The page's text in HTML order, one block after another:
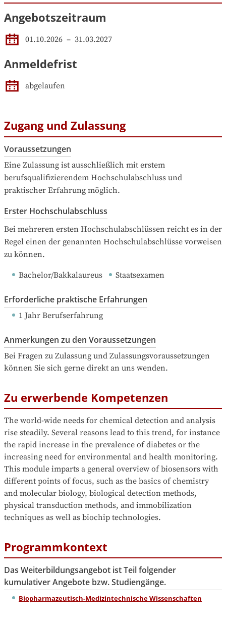
Angebotszeitraum
01.10.2026 – 31.03.2027
Anmeldefrist
abgelaufen
Zugang und Zulassung
Voraussetzungen
Eine Zulassung ist ausschließlich mit erstem
berufsqualifizierendem Hochschulabschluss und
praktischer Erfahrung möglich.
Erster Hochschulabschluss
Bei mehreren ersten Hochschulabschlüssen reicht es in der
Regel einen der genannten Hochschulabschlüsse vorweisen
zu können.
Bachelor/Bakkalaureus Staatsexamen
Erforderliche praktische Erfahrungen
1 Jahr Berufserfahrung
Anmerkungen zu den Voraussetzungen
Bei Fragen zu Zulassung und Zulassungsvoraussetzungen
können Sie sich gerne direkt an uns wenden.
Zu erwerbende Kompetenzen
The world-wide needs for chemical detection and analysis
rise steadily. Several reasons lead to this trend, for instance
the rapid increase in the prevalence of diabetes or the
increasing need for environmental and health monitoring.
This module imparts a general overview of biosensors with
different points of focus, such as the basics of chemistry
and molecular biology, biological detection methods,
physical transduction methods, and immobilization
techniques as well as biochip technologies.
Programmkontext
Das Weiterbildungsangebot ist Teil folgender
kumulativer Angebote bzw. Studiengänge.
Biopharmazeutisch-Medizintechnische Wissenschaften